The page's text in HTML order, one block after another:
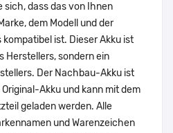
sich, dass das von Ihnen
dem Modell und der
ist. Dieser Akku ist
Herstellers, sondern ein
Der Nachbau-Akku ist
Akku und kann mit dem
geladen werden. Alle
und Warenzeichen